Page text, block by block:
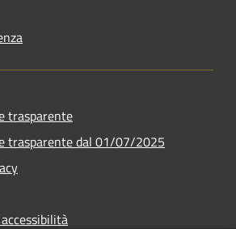
trasparente
trasparente dal 01/07/2025